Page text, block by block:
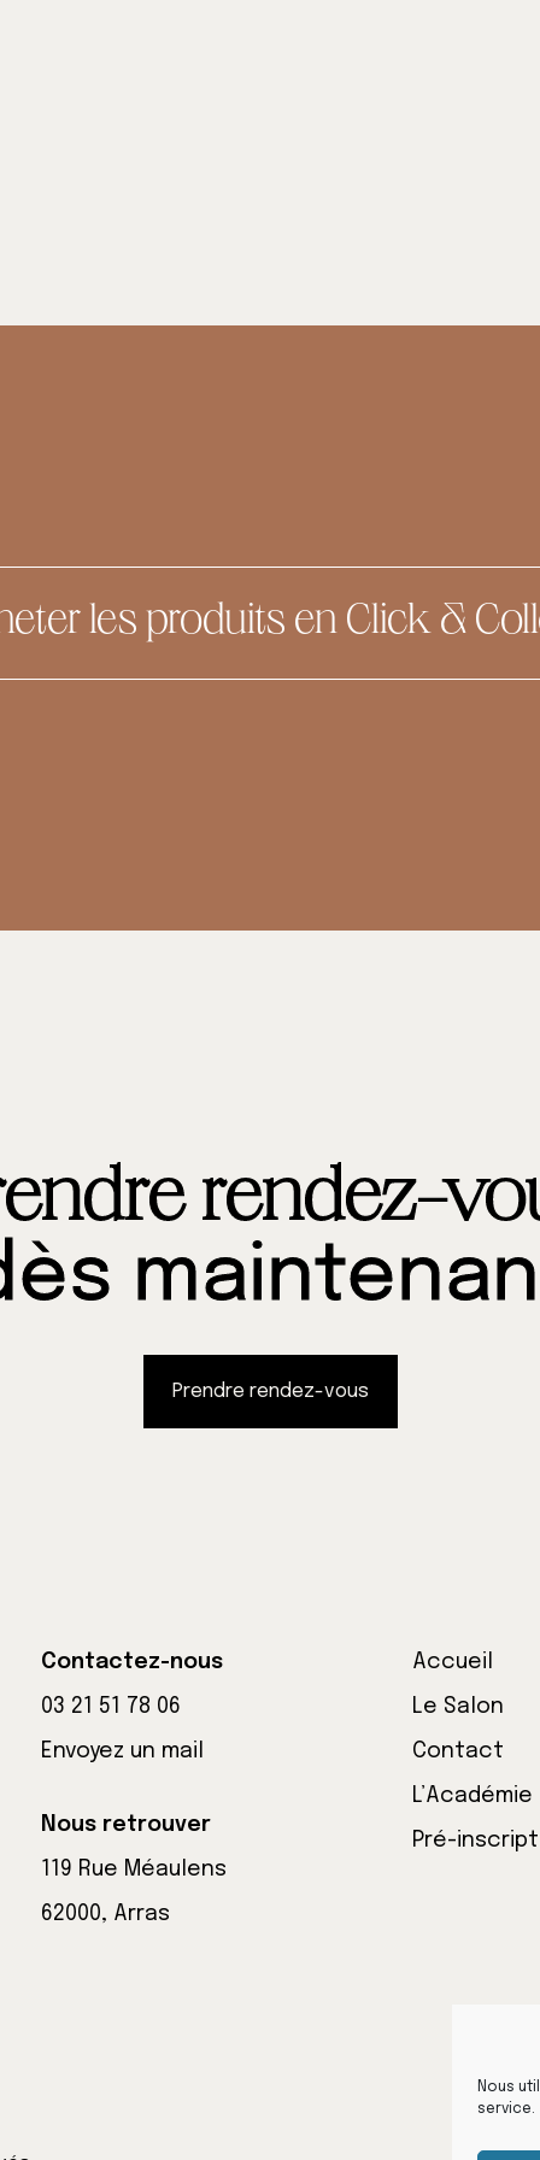
Nous
service.
les produits en Click &
rendez-
Prendre rendez-vous
Contactez-nous
03 21 51 78 06
Envoyez un mail
Nous retrouver
119 Rue Méaulens
62000, Arras
Accueil
Le Salon
Contact
L’Académie
Pré-